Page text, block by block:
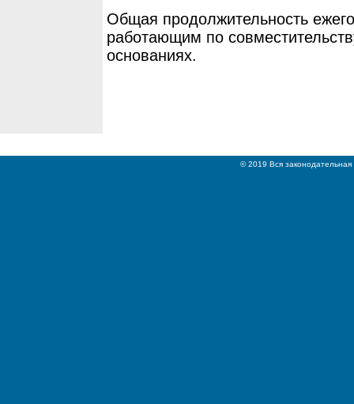
Общая продолжительность
работающим по
основаниях.
© 2019 Вся